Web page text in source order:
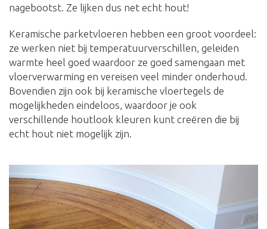
nagebootst. Ze lijken dus net echt hout!
Keramische parketvloeren hebben een groot voordeel:
ze werken niet bij temperatuurverschillen, geleiden
warmte heel goed waardoor ze goed samengaan met
vloerverwarming en vereisen veel minder onderhoud.
Bovendien zijn ook bij keramische vloertegels de
mogelijkheden eindeloos, waardoor je ook
verschillende houtlook kleuren kunt creëren die bij
echt hout niet mogelijk zijn.